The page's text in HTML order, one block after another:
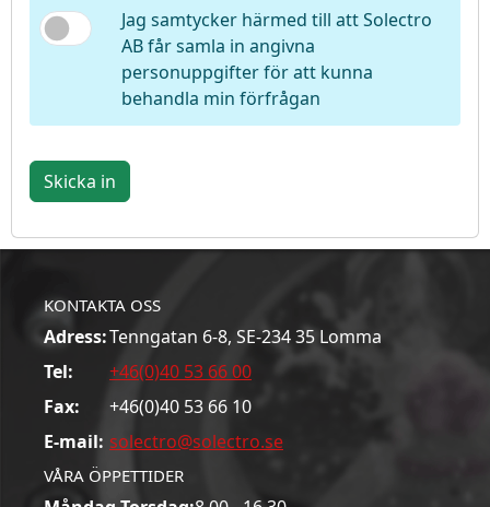
Jag samtycker härmed till att Solectro
AB får samla in angivna
personuppgifter för att kunna
behandla min förfrågan
Skicka in
KONTAKTA OSS
Adress:Tenngatan 6-8, SE-234 35 Lomma
Tel:
+46(0)40 53 66 00
Fax:
+46(0)40 53 66 10
E-mail: solectro@solectro.se
VÅRA ÖPPETTIDER